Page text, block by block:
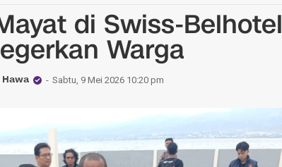
di Swiss-Belhotel
Warga
Hawa Sabtu, 9 Mei 2026 10:20 pm